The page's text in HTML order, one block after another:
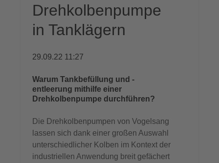
Drehkolbenpumpe
in Tanklägern
29.09.22 11:27
Warum Tankbefüllung und -
entleerung mithilfe einer
Drehkolbenpumpe durchführen?
Die Drehkolbenpumpen von Vogelsang
lassen sich dank einer großen Auswahl
unterschiedlicher Kolben im Kontext der
industriellen Anwendung breit gefächert